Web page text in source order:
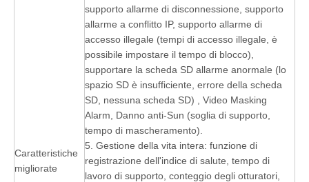
Caratteristiche
migliorate
supporto allarme di disconnessione, supporto
allarme a conflitto IP, supporto allarme di
accesso illegale (tempi di accesso illegale, è
possibile impostare il tempo di blocco),
supportare la scheda SD allarme anormale (lo
spazio SD è insufficiente, errore della scheda
SD, nessuna scheda SD) , Video Masking
Alarm, Danno anti-Sun (soglia di supporto,
tempo di mascheramento).
5. Gestione della vita intera: funzione di
registrazione dell'indice di salute, tempo di
lavoro di supporto, conteggio degli otturatori,